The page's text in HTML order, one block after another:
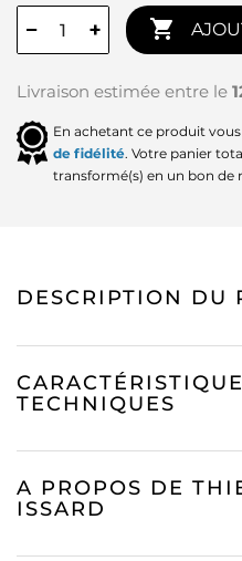
− + 
Livraison estimée entre le
En achetant ce produit
de fidélité. Votre panier
transformé(s) en un bon de
DESCRIPTION DU
TECHNIQUES
A PROPOS DE
ISSARD